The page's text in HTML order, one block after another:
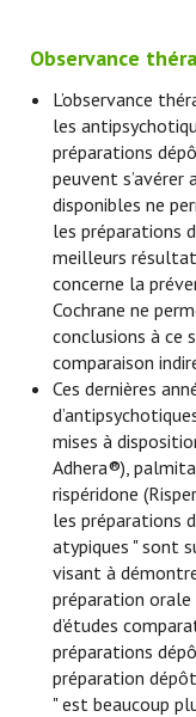
Observance
L’observance
les
préparations
peuvent s’avérer
disponibles ne
les préparations
meilleurs
concerne la
Cochrane ne
conclusions à ce
comparaison
Ces dernières
mises à
Adhera®),
rispéridone
les préparations
atypiques " sont
visant à
préparation orale
d’études
préparations
préparation
" est beaucoup